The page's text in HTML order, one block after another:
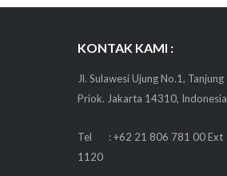
KONTAK KAMI :
Jl. Sulawesi Ujung No.1, Tanjung
Priok. Jakarta 14310, Indonesia
Tel : +62 21 806 781 00 Ext
1120